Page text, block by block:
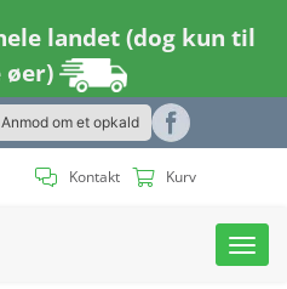
landet (dog kun til
øer)
Anmod om et opkald
Kontakt Kurv